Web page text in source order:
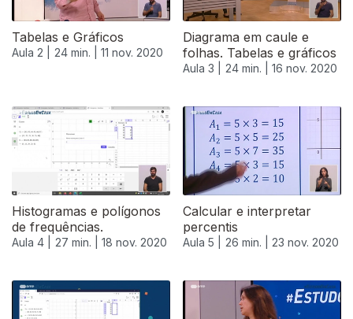
Tabelas e Gráficos
Aula 2 | 24 min. | 11 nov. 2020
Diagrama em caule e
folhas. Tabelas e gráficos
Aula 3 | 24 min. | 16 nov. 2020
Histogramas e polígonos
de frequências.
Aula 4 | 27 min. | 18 nov. 2020
Calcular e interpretar
percentis
Aula 5 | 26 min. | 23 nov. 2020